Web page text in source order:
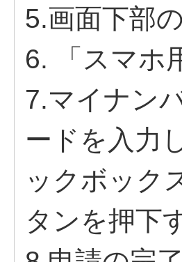
5.画面下部
6. 「スマホ
7.マイナン
ードを入力
ックボック
タンを押下